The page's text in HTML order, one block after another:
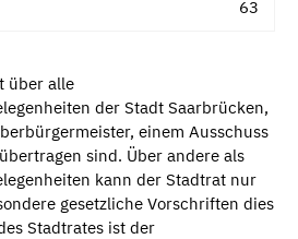
63
über alle
der Stadt Saarbrücken,
einem Ausschuss
sind. Über andere als
kann der Stadtrat nur
gesetzliche Vorschriften dies
Stadtrates ist der